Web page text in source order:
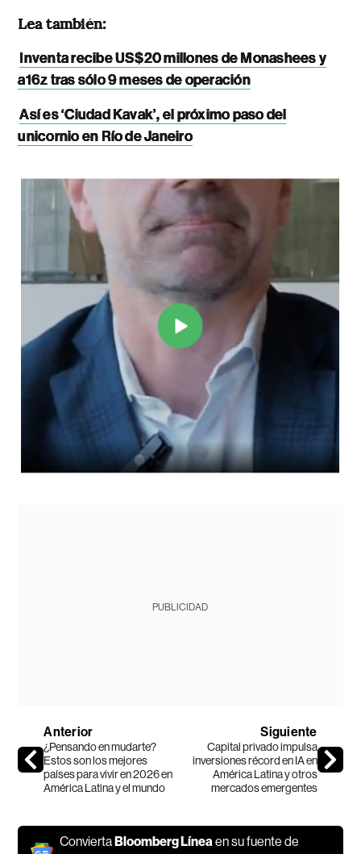
Lea también:
Inventa recibe US$20 millones de Monashees y
a16z tras sólo 9 meses de operación
Así es ‘Ciudad Kavak’, el próximo paso del
unicornio en Río de Janeiro
PUBLICIDAD
Anterior
¿Pensando en mudarte?
Estos son los mejores
países para vivir en 2026 en
América Latina y el mundo
Siguiente
Capital privado impulsa
inversiones récord en IA en
América Latina y otros
mercados emergentes
ConviertaBloomberg Líneaen su fuente de